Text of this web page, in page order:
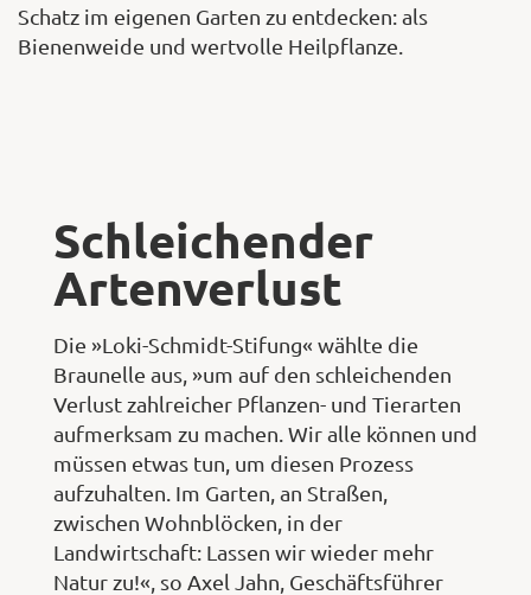
Schatz im eigenen Garten zu entdecken: als
Bienenweide und wertvolle Heilpflanze.
Schleichender
Artenverlust
Die »Loki-Schmidt-Stifung« wählte die
Braunelle aus, »um auf den schleichenden
Verlust zahlreicher Pflanzen- und Tierarten
aufmerksam zu machen. Wir alle können und
müssen etwas tun, um diesen Prozess
aufzuhalten. Im Garten, an Straßen,
zwischen Wohnblöcken, in der
Landwirtschaft: Lassen wir wieder mehr
Natur zu!«, so Axel Jahn, Geschäftsführer